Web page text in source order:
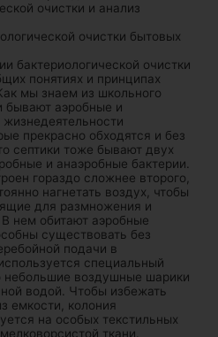
очистки и анализ
очистки бытовых
бактериологической очистки
понятиях и принципах
мы знаем из школьного
бывают аэробные и
прекрасно обходятся и без
септики тоже бывают двух
и анаэробные бактерии.
гораздо сложнее второго,
нагнетать воздух, чтобы
для размножения и
нем обитают аэробные
существовать без
подачи в
специальный
небольшие воздушные шарики
водой. Чтобы избежать
емкости, колония
на особых текстильных
ткани.